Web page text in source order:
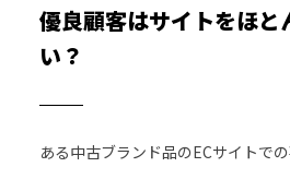
優良顧客はサイトをほと
い？
ある中古ブランド品のECサイトで